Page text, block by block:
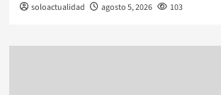
soloactualidad agosto 5, 2026 103